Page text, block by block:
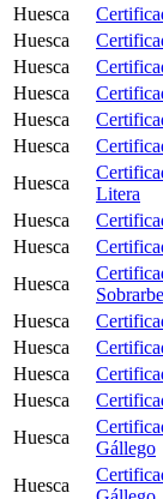
Huesca
Huesca
Huesca
Huesca
Huesca
Huesca
Huesca
Litera
Huesca
Huesca
Huesca
Sobrarbe
Huesca
Huesca
Huesca
Huesca
Huesca
Gállego
Huesca